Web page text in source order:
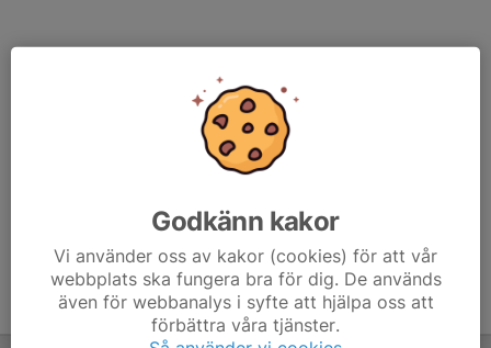
Godkänn kakor
Vi använder oss av kakor (cookies) för att vår
webbplats ska fungera bra för dig. De används
även för webbanalys i syfte att hjälpa oss att
förbättra våra tjänster.